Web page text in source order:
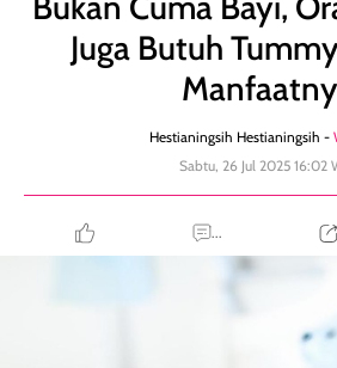
Juga Butuh
Hestianingsih Hestianingsih -
Sabtu, 26 Jul 2025 16:02
...